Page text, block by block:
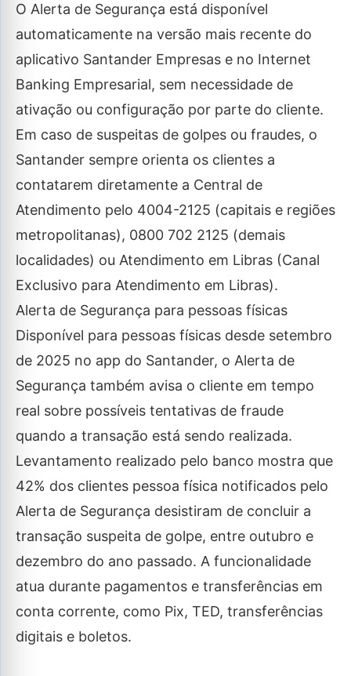
O Alerta de Segurança está disponível
automaticamente na versão mais recente do
aplicativo Santander Empresas e no Internet
Banking Empresarial, sem necessidade de
ativação ou configuração por parte do cliente.
Em caso de suspeitas de golpes ou fraudes, o
Santander sempre orienta os clientes a
contatarem diretamente a Central de
Atendimento pelo 4004-2125 (capitais e regiões
metropolitanas), 0800 702 2125 (demais
localidades) ou Atendimento em Libras (Canal
Exclusivo para Atendimento em Libras).
Alerta de Segurança para pessoas físicas
Disponível para pessoas físicas desde setembro
de 2025 no app do Santander, o Alerta de
Segurança também avisa o cliente em tempo
real sobre possíveis tentativas de fraude
quando a transação está sendo realizada.
Levantamento realizado pelo banco mostra que
42% dos clientes pessoa física notificados pelo
Alerta de Segurança desistiram de concluir a
transação suspeita de golpe, entre outubro e
dezembro do ano passado. A funcionalidade
atua durante pagamentos e transferências em
conta corrente, como Pix, TED, transferências
digitais e boletos.